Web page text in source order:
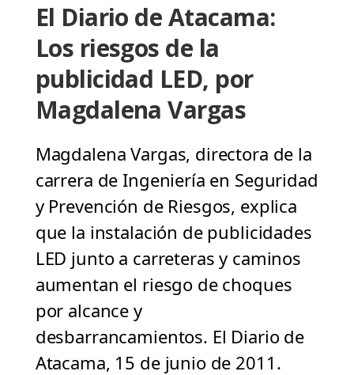
El Diario de Atacama:
Los riesgos de la
publicidad LED, por
Magdalena Vargas
Magdalena Vargas, directora de la
carrera de Ingeniería en Seguridad
y Prevención de Riesgos, explica
que la instalación de publicidades
LED junto a carreteras y caminos
aumentan el riesgo de choques
por alcance y
desbarrancamientos. El Diario de
Atacama, 15 de junio de 2011.